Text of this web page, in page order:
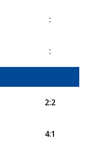
:
:
2:2
4:1